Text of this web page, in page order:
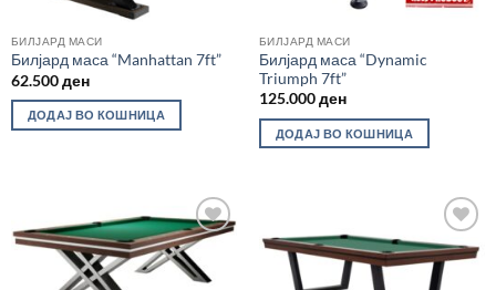
БИЛЈАРД МАСИ
Билјард маса “Manhattan 7ft”
62.500ден
ДОДАЈ ВО КОШНИЦА
БИЛЈАРД МАСИ
Билјард маса “Dynamic
Triumph 7ft”
125.000ден
ДОДАЈ ВО КОШНИЦА
Во
желботека
Во
желботека